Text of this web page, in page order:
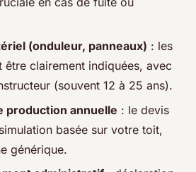
(onduleur, panneaux) : les
être clairement indiquées, avec
(souvent 12 à 25 ans).
production annuelle : le devis
basée sur votre toit,
générique.